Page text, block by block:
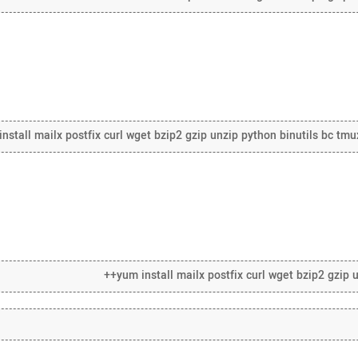
mailx postfix curl wget bzip2 gzip unzip python binutils bc
yum install mailx postfix curl wget bzip2 gzip